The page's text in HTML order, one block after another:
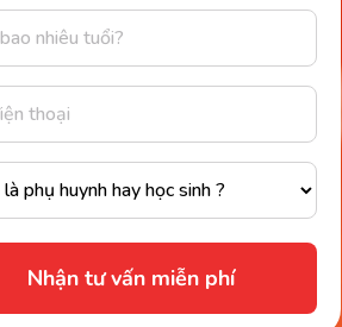
Nhận tư vấn miễn phí
Monkey Math - Ứng
đình Việt lựa chọn
Là ứng dụng dạy toán tư duy tiếng
phát triển năng lực và kỹ năng
hàng triệu bố mẹ tin dùng.
Không dừng lại ở một môn toán
Math, còn cho con thực hành, trải
bài học.Để qua đó, con bạn sẽ